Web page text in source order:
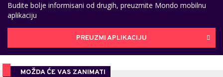
Budite bolje informisani od drugih, preuzmite Mondo mobilnu
aplikaciju
PREUZMI APLIKACIJU
MOŽDA ĆE VAS ZANIMATI